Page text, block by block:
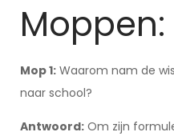
Moppen:
Mop 1: Waarom nam de
naar school?
Antwoord: Om zijn